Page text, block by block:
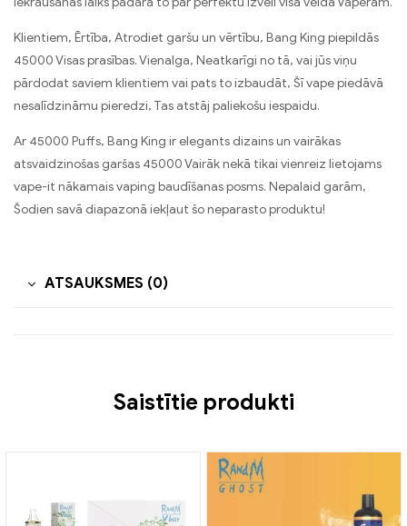
Klientiem, Ērtība, Atrodiet garšu un vērtību, Bang King piepildās
45000 Visas prasības. Vienalga, Neatkarīgi no tā, vai jūs viņu
pārdodat saviem klientiem vai pats to izbaudāt, Šī vape piedāvā
nesalīdzināmu pieredzi, Tas atstāj paliekošu iespaidu.
Ar 45000 Puffs, Bang King ir elegants dizains un vairākas
atsvaidzinošas garšas 45000 Vairāk nekā tikai vienreiz lietojams
vape-it nākamais vaping baudīšanas posms. Nepalaid garām,
Šodien savā diapazonā iekļaut šo neparasto produktu!
ATSAUKSMES (0)
Saistītie produkti